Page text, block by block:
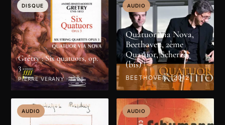
DISQUE
Grétry : Six quatuors, op.
3
PIERRE VERANY · 1998
AUDIO
Quatuor Via Nova,
Beethoven, 2ème
Quatuor, Scherzo
(bis)
BEETHOVEN · 2012
AUDIO AUDIO